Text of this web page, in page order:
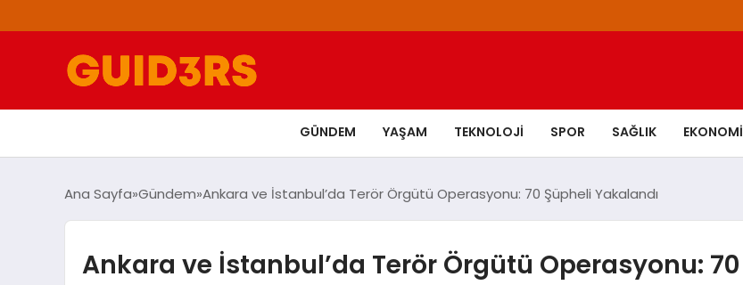
GÜNDEM YAŞAM TEKNOLOJI SPOR SAĞLIK EKONOMI
Ana Sayfa Gündem Ankara ve İstanbul’da Terör Örgütü Operasyonu: 70 Şüpheli Yakalandı
Ankara ve İstanbul’da Terör Örgütü Operasyonu: 70